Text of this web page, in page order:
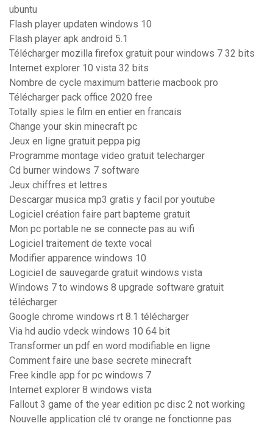
ubuntu
Flash player updaten windows 10
Flash player apk android 5.1
Télécharger mozilla firefox gratuit pour windows 7 32 bits
Internet explorer 10 vista 32 bits
Nombre de cycle maximum batterie macbook pro
Télécharger pack office 2020 free
Totally spies le film en entier en francais
Change your skin minecraft pc
Jeux en ligne gratuit peppa pig
Programme montage video gratuit telecharger
Cd burner windows 7 software
Jeux chiffres et lettres
Descargar musica mp3 gratis y facil por youtube
Logiciel création faire part bapteme gratuit
Mon pc portable ne se connecte pas au wifi
Logiciel traitement de texte vocal
Modifier apparence windows 10
Logiciel de sauvegarde gratuit windows vista
Windows 7 to windows 8 upgrade software gratuit
télécharger
Google chrome windows rt 8.1 télécharger
Via hd audio vdeck windows 10 64 bit
Transformer un pdf en word modifiable en ligne
Comment faire une base secrete minecraft
Free kindle app for pc windows 7
Internet explorer 8 windows vista
Fallout 3 game of the year edition pc disc 2 not working
Nouvelle application clé tv orange ne fonctionne pas